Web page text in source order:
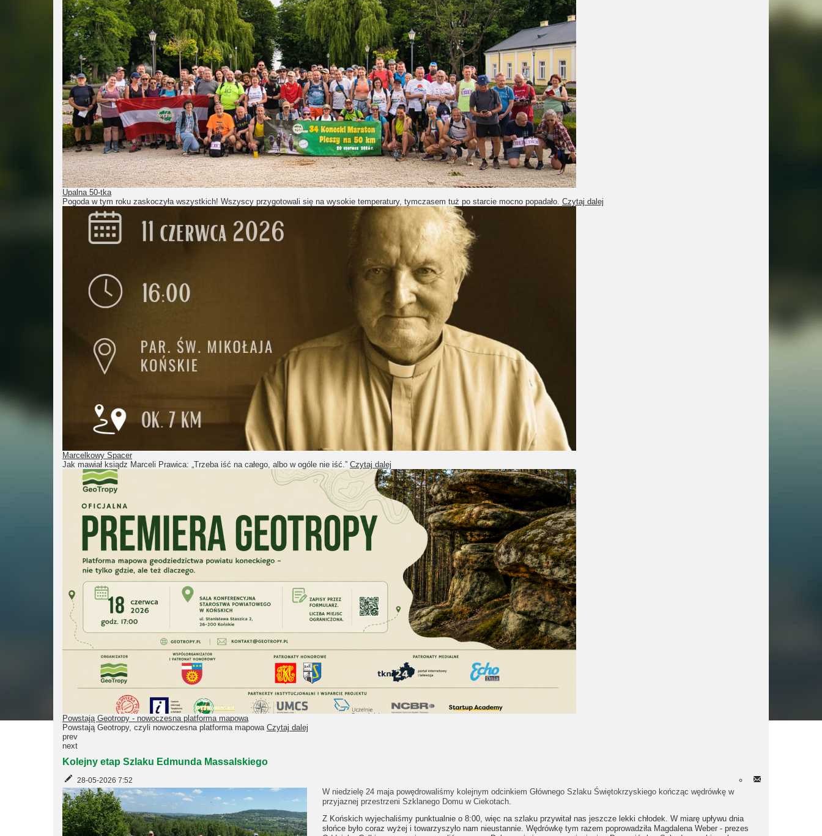
Upalna 50-tka
Pogoda w tym roku zaskoczyła wszystkich! Wszyscy przygotowali się na wysokie temperatury, tymczasem tuż po starcie mocno popadało. Czytaj dalej
Marcelkowy Spacer
Jak mawiał ksiądz Marceli Prawica: „Trzeba iść na całego, albo w ogóle nie iść.” Czytaj dalej
Powstają Geotropy - nowoczesna platforma mapowa
Powstają Geotropy, czyli nowoczesna platforma mapowa Czytaj dalej
prev
next
Kolejny etap Szlaku Edmunda Massalskiego
28-05-2026 7:52
W niedzielę 24 maja powędrowaliśmy kolejnym odcinkiem Głównego Szlaku Świętokrzyskiego kończąc wędrówkę w
przyjaznej przestrzeni Szklanego Domu w Ciekotach.
Z Końskich wyjechaliśmy punktualnie o 8:00, więc na szlaku przywitał nas jeszcze lekki chłodek. W miarę upływu dnia
słońce było coraz wyżej i towarzyszyło nam nieustannie. Wędrówkę tym razem poprowadziła Magdalena Weber - prezes